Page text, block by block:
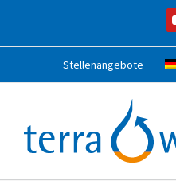
Stellenangebote